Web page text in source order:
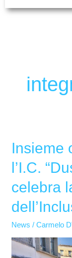
Insieme
l’I.C.
celebra
News /Carmelo
Insieme
ogni
barriera:
“Dusmet
–
Doria”
celebra